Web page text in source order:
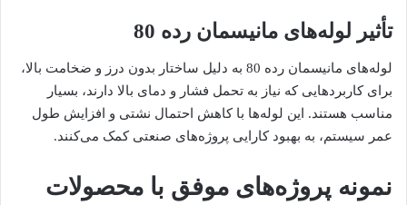
تأثیر لوله‌های مانیسمان رده 80
لوله‌های مانیسمان رده 80 به دلیل ساختار بدون درز و ضخامت بالا،
برای کاربردهایی که نیاز به تحمل فشار و دمای بالا دارند، بسیار
مناسب هستند. این لوله‌ها با کاهش احتمال نشتی و افزایش طول
عمر سیستم، به بهبود کارایی پروژه‌های صنعتی کمک می‌کنند.
نمونه پروژه‌های موفق با محصولات